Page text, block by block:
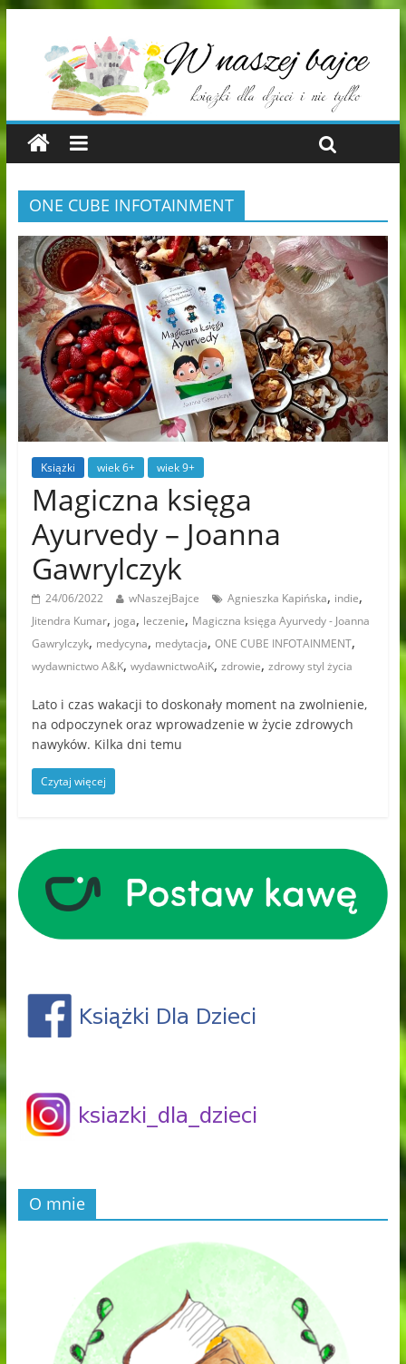
ONE CUBE INFOTAINMENT
Książki wiek 6+ wiek 9+
Magiczna księga
Ayurvedy – Joanna
Gawrylczyk
24/06/2022 wNaszejBajce Agnieszka Kapińska, indie,
Jitendra Kumar, joga, leczenie, Magiczna księga Ayurvedy - Joanna
Gawrylczyk, medycyna, medytacja, ONE CUBE INFOTAINMENT,
wydawnictwo A&K, wydawnictwoAiK, zdrowie, zdrowy styl życia
Lato i czas wakacji to doskonały moment na zwolnienie,
na odpoczynek oraz wprowadzenie w życie zdrowych
nawyków. Kilka dni temu
Czytaj więcej
O mnie